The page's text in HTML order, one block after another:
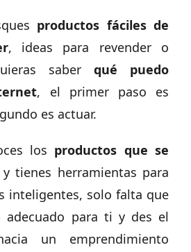
productos fáciles de
, ideas para revender o
saber qué puedo
, el primer paso es
es actuar.
los productos que se
y tienes herramientas para
inteligentes, solo falta que
adecuado para ti y des el
un emprendimiento